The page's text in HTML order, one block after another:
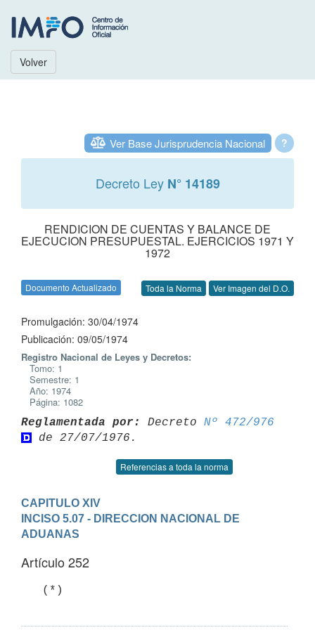
Volver
?
Ver Base Jurisprudencia Nacional
Decreto Ley N° 14189
RENDICION DE CUENTAS Y BALANCE DE
EJECUCION PRESUPUESTAL. EJERCICIOS 1971 Y
1972
Documento Actualizado Toda la Norma Ver Imagen del D.O.
Promulgación: 30/04/1974
Publicación: 09/05/1974
Registro Nacional de Leyes y Decretos:
Tomo: 1
Semestre: 1
Año: 1974
Página: 1082
Reglamentada por: Decreto Nº 472/976
Referencias a toda la norma
CAPITULO XIV
INCISO 5.07 - DIRECCION NACIONAL DE
ADUANAS
Artículo 252
   (*)